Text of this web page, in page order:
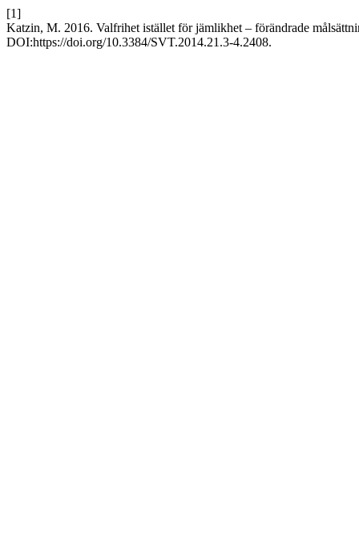
[1]
Katzin, M. 2016. Valfrihet istället för jämlikhet – förändrade
DOI:https://doi.org/10.3384/SVT.2014.21.3-4.2408.